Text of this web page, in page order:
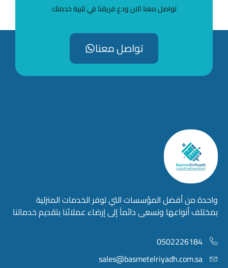
تواصل معنا الان ودع فريقنا في تلبية خدمتك
تواصل معنا
واحدة من أفضل المؤسسات التي توفر الخدمات المنزلية
بمختلف أنواعها ونسعى دائماً إلى إرضاء عملائنا بتقديم خدماتنا
0502226184
sales@basmetelriyadh.com.sa